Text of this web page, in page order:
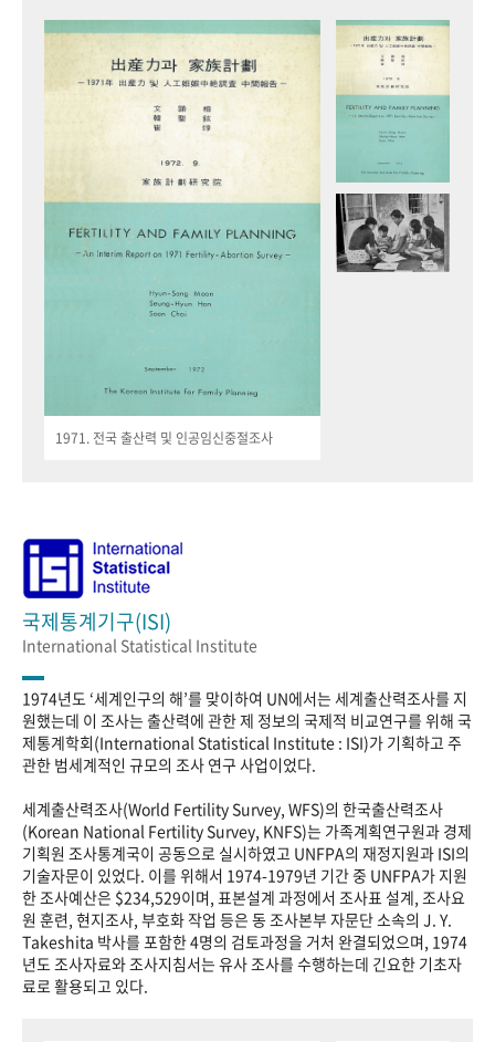
1971. 전국 출산력 및 인공임신중절조사
국제통계기구(ISI)
International Statistical Institute
1974년도 ‘세계인구의 해’를 맞이하여 UN에서는 세계출산력조사를 지
원했는데 이 조사는 출산력에 관한 제 정보의 국제적 비교연구를 위해 국
제통계학회(International Statistical Institute : ISI)가 기획하고 주
관한 범세계적인 규모의 조사 연구 사업이었다.
세계출산력조사(World Fertility Survey, WFS)의 한국출산력조사
(Korean National Fertility Survey, KNFS)는 가족계획연구원과 경제
기획원 조사통계국이 공동으로 실시하였고 UNFPA의 재정지원과 ISI의
기술자문이 있었다. 이를 위해서 1974-1979년 기간 중 UNFPA가 지원
한 조사예산은 $234,529이며, 표본설계 과정에서 조사표 설계, 조사요
원 훈련, 현지조사, 부호화 작업 등은 동 조사본부 자문단 소속의 J. Y.
Takeshita 박사를 포함한 4명의 검토과정을 거처 완결되었으며, 1974
년도 조사자료와 조사지침서는 유사 조사를 수행하는데 긴요한 기초자
료로 활용되고 있다.